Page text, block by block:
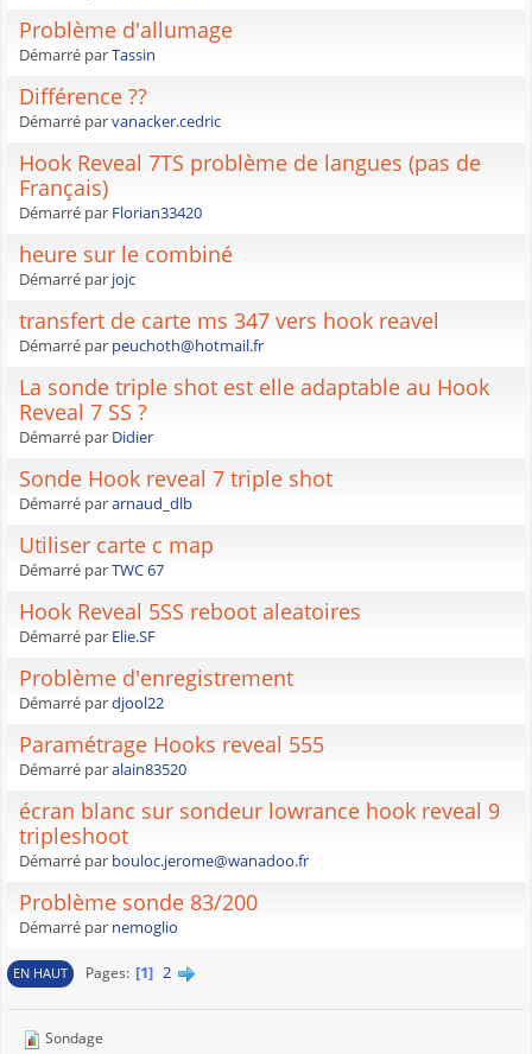
Problème d'allumage
Démarré parTassin
Différence ??
Démarré parvanacker.cedric
Hook Reveal 7TS problème de langues (pas de
Français)
Démarré par Florian33420
heure sur le combiné
Démarré par jojc
transfert de carte ms 347 vers hook reavel
Démarré par peuchoth@hotmail.fr
La sonde triple shot est elle adaptable au Hook
Reveal 7 SS ?
Démarré par Didier
Sonde Hook reveal 7 triple shot
Démarré pararnaud_dlb
Utiliser carte c map
Démarré parTWC 67
Hook Reveal 5SS reboot aleatoires
Démarré par Elie.SF
Problème d'enregistrement
Démarré pardjool22
Paramétrage Hooks reveal 555
Démarré paralain83520
écran blanc sur sondeur lowrance hook reveal 9
tripleshoot
Démarré par bouloc.jerome@wanadoo.fr
Problème sonde 83/200
Démarré par nemoglio
EN HAUT Pages 1 2
Sondage